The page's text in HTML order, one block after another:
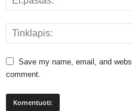
Save my name, email, and
comment.